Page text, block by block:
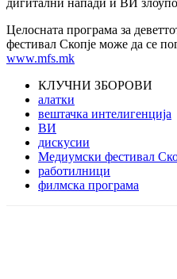
Целосната програма за
фестивал Скопје може да се
www.mfs.mk
КЛУЧНИ ЗБОРОВИ
алатки
вештачка интелигенција
ВИ
дискусии
Медиумски фестивал
работилници
филмска програма